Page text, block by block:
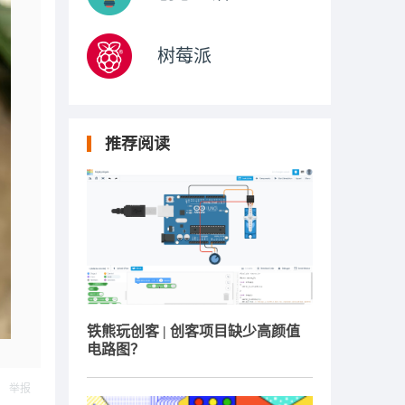
举报
树莓派
推荐阅读
铁熊玩创客 | 创客项目缺少高颜值
电路图？